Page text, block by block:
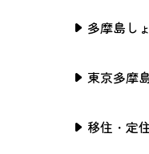
多摩島し
東京多摩
移住・定